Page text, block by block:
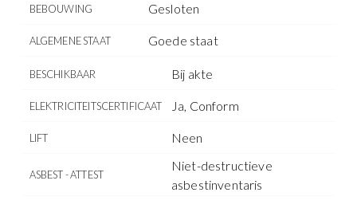
BEBOUWING Gesloten
ALGEMENE STAAT Goede staat
BESCHIKBAAR Bij akte
ELEKTRICITEITSCERTIFICAAT Ja, Conform
LIFT Neen
ASBEST - ATTEST
Niet-destructieve
asbestinventaris